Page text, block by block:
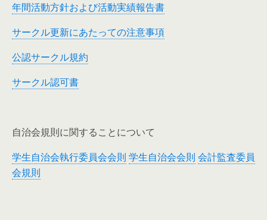
年間活動方針および活動実績報告書
サークル更新にあたっての注意事項
公認サークル規約
サークル認可書
自治会規則に関することについて
学生自治会執行委員会会則 学生自治会会則 会計監査委員
会規則